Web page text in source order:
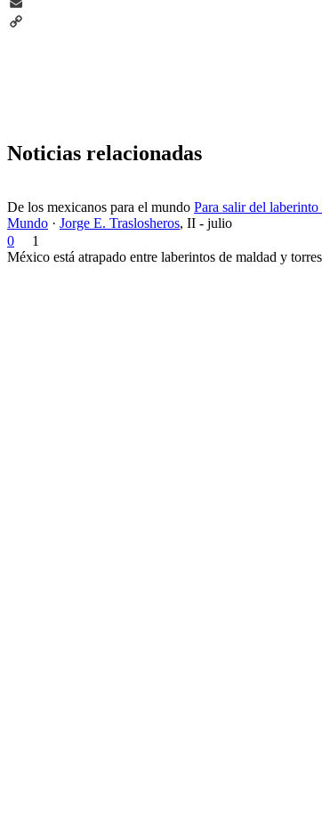
Email
Noticias relacionadas
De los mexicanos para el mundo Para salir del laberinto
Mundo · Jorge E. Traslosheros, II - julio
0
1
México está atrapado entre laberintos de maldad y